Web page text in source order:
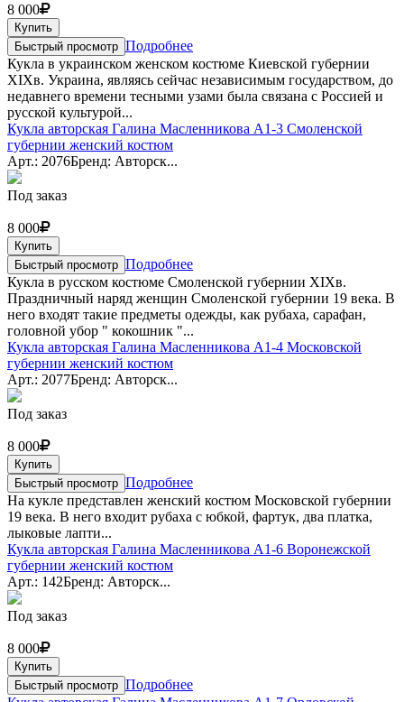
8 000
Купить
Быстрый просмотр Подробнее
Кукла в украинском женском костюме Киевской губернии
XIXв. Украина, являясь сейчас независимым государством, до
недавнего времени тесными узами была связана с Россией и
русской культурой...
Кукла авторская Галина Масленникова А1-3 Смоленской
губернии женский костюм
Арт.: 2076Бренд: Авторск...
Под заказ
8 000
Купить
Быстрый просмотр Подробнее
Кукла в русском костюме Смоленской губернии XIXв.
Праздничный наряд женщин Смоленской губернии 19 века. В
него входят такие предметы одежды, как рубаха, сарафан,
головной убор " кокошник "...
Кукла авторская Галина Масленникова А1-4 Московской
губернии женский костюм
Арт.: 2077Бренд: Авторск...
Под заказ
8 000
Купить
Быстрый просмотр Подробнее
На кукле представлен женский костюм Московской губернии
19 века. В него входит рубаха с юбкой, фартук, два платка,
лыковые лапти...
Кукла авторская Галина Масленникова А1-6 Воронежской
губернии женский костюм
Арт.: 142Бренд: Авторск...
Под заказ
8 000
Купить
Быстрый просмотр Подробнее